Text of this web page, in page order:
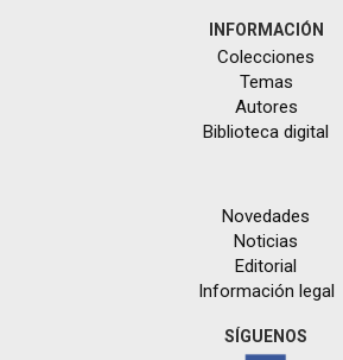
INFORMACIÓN
Colecciones
Temas
Autores
Biblioteca digital
Novedades
Noticias
Editorial
Información legal
SÍGUENOS